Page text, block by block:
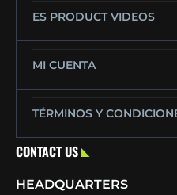
ES PRODUCT VIDEOS
MI CUENTA
TÉRMINOS Y
CONTACT US
HEADQUARTERS